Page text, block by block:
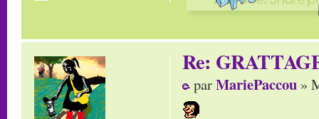
Re:
parMariePaccou »